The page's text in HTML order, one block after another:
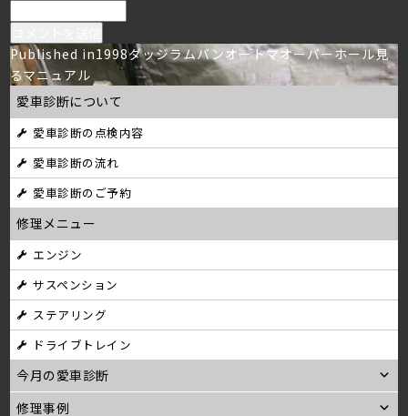
投
稿
ナ
ビ
ゲ
ー
シ
ョ
ン
Published in1998ダッジラムバンオートマオーバーホール見
るマニュアル
愛車診断について
愛車診断の点検内容
愛車診断の流れ
愛車診断のご予約
修理メニュー
エンジン
サスペンション
ステアリング
ドライブトレイン
今月の愛車診断
修理事例